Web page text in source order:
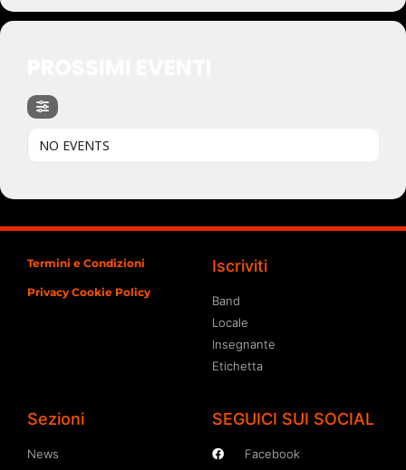
NO EVENTS
Termini e Condizioni
Privacy Cookie Policy
Iscriviti
Band
Locale
Insegnante
Etichetta
Sezioni
News
SEGUICI SUI SOCIAL
Facebook